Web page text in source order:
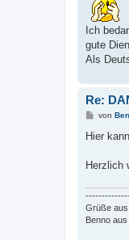
t
r
a
Ich
gute
Als
Re:
B
i
a
von
Hier
Herzlich
Grüße
Benno